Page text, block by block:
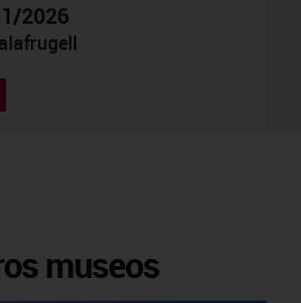
2026
museos